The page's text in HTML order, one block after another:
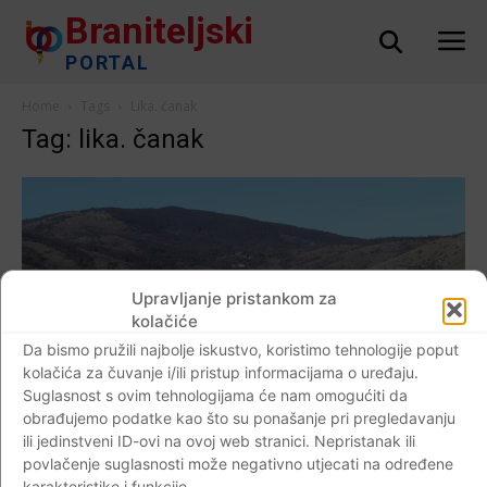
Upravljanje pristankom za
kolačiće
Da bismo pružili najbolje iskustvo, koristimo tehnologije poput
kolačića za čuvanje i/ili pristup informacijama o uređaju.
Suglasnost s ovim tehnologijama će nam omogućiti da
obrađujemo podatke kao što su ponašanje pri pregledavanju
ili jedinstveni ID-ovi na ovoj web stranici. Nepristanak ili
povlačenje suglasnosti može negativno utjecati na određene
Braniteljski
PORTAL
Tag: lika. čanak
AKTUALNO